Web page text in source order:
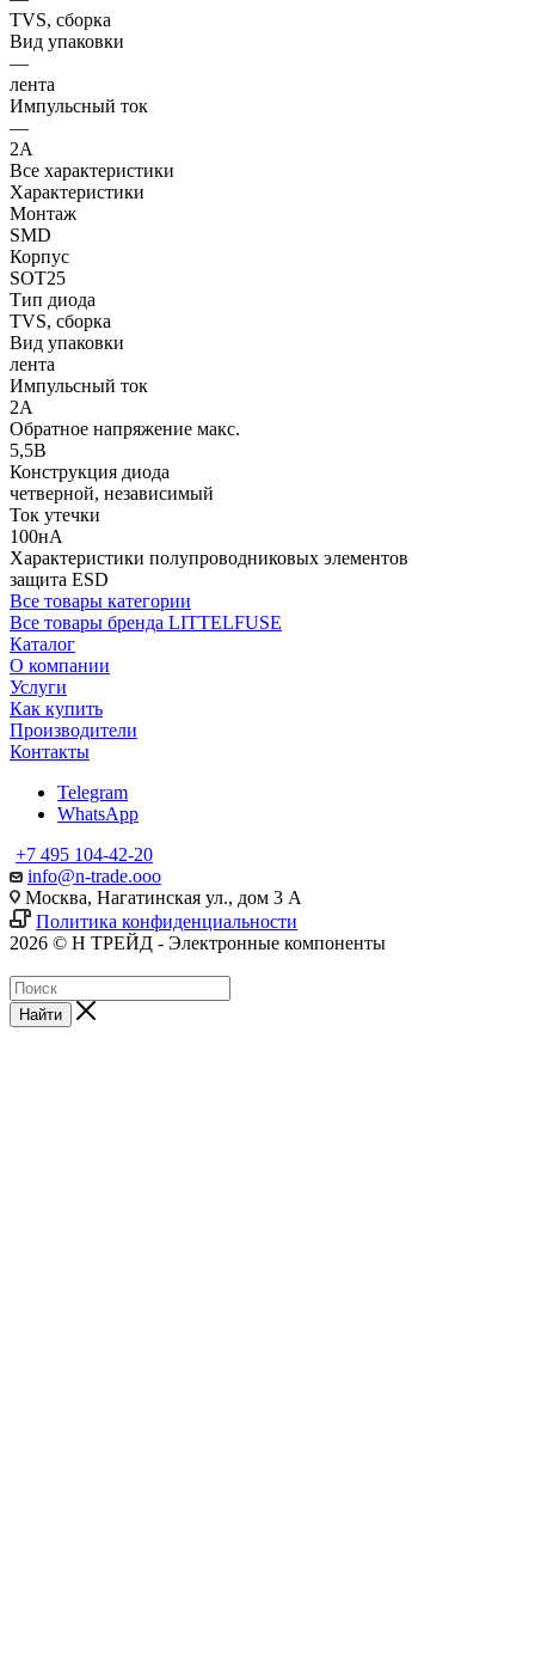
TVS, сборка
Вид упаковки
—
лента
Импульсный ток
—
2А
Все характеристики
Характеристики
Монтаж
SMD
Корпус
SOT25
Тип диода
TVS, сборка
Вид упаковки
лента
Импульсный ток
2А
Обратное напряжение макс.
5,5В
Конструкция диода
четверной, независимый
Ток утечки
100нА
Характеристики полупроводниковых элементов
защита ESD
Все товары категории
Все товары бренда LITTELFUSE
Каталог
О компании
Услуги
Как купить
Производители
Контакты
Telegram
WhatsApp
+7 495 104-42-20
info@n-trade.ooo
Москва, Нагатинская ул., дом 3 А
Политика конфиденциальности
2026 © Н ТРЕЙД - Электронные компоненты
Найти